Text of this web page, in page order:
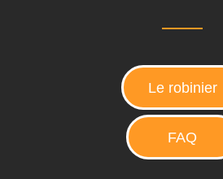
Le robinier
FAQ